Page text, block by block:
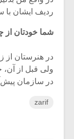
ردیف ایشان
شما خودتان از
ولی قبل از آن،
در سازمان
zarif